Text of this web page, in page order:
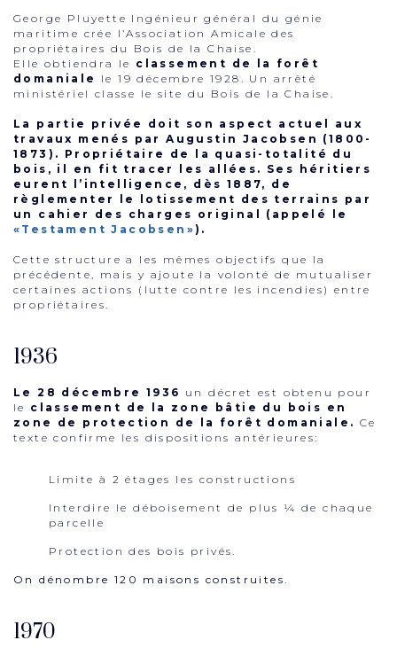
George Pluyette Ingénieur général du génie
maritime crée l’Association Amicale des
propriétaires du Bois de la Chaise.
Elle obtiendra le classement de la forêt
domaniale
le 19 décembre 1928. Un arrêté
ministériel classe le site du Bois de la Chaise.
La partie privée doit son aspect actuel aux
travaux menés par Augustin Jacobsen (1800-
1873). Propriétaire de la quasi-totalité du
bois, il en fit tracer les allées. Ses héritiers
eurent l’intelligence, dès 1887, de
règlementer le lotissement des terrains par
un cahier des charges original (appelé le
«Testament Jacobsen»).
Cette structure a les mêmes objectifs que la
précédente, mais y ajoute la volonté de mutualiser
certaines actions (lutte contre les incendies) entre
propriétaires.
1936
Le 28 décembre 1936 un décret est obtenu pour
le classement de la zone bâtie du bois en
zone de protection de la forêt domaniale. Ce
texte confirme les dispositions antérieures:
Limite à 2 étages les constructions
Interdire le déboisement de plus ¼ de chaque
parcelle
Protection des bois privés.
On dénombre 120 maisons construites.
1970